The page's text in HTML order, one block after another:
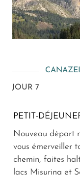
JOUR 7
PETIT-
Nouveau départ
vous émerveiller
chemin, faites
lacs Misurina et